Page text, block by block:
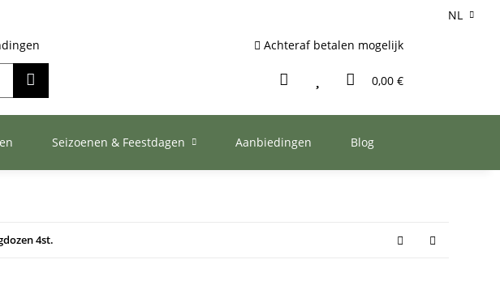
NL
Achteraf betalen mogelijk
0,00 €
Seizoenen & Feestdagen Aanbiedingen Blog
4st.